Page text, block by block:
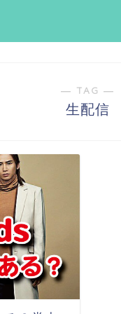
― TAG ―
生配信